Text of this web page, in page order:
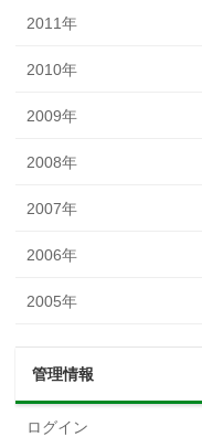
2011年
2010年
2009年
2008年
2007年
2006年
2005年
管理情報
ログイン